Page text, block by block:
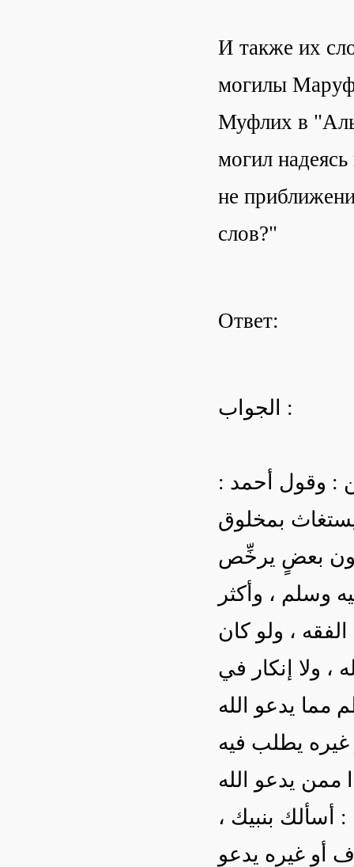
И также их
могилы
Муфлих в
могил
не
слов?"
Ответ:
الجواب :
: وقول أحمد :
بمخلوق
بعضٍ يرخِّص
وسلم ، وأكثر
، ولو كان
، ولا إنكار في
مما يدعو الله
غيره يطلب فيه
ممن يدعو الله
أسألك بنبيك ،
أو غيره يدعو